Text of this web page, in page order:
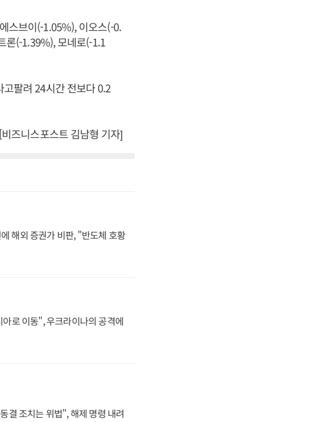
스브이(-1.05%), 이오스(-0.
론(-1.39%), 모네로(-1.1
팔려 24시간 전보다 0.2
즈니스포스트 김남형 기자]
해외 증권가 비판, "반도체 호황
로 이동", 우크라이나의 공격에
결 조치는 위법", 해제 명령 내려